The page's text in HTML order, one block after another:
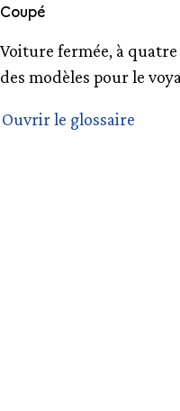
Coupé
Voiture fermée, à quatre
des modèles pour le
Ouvrir le glossaire